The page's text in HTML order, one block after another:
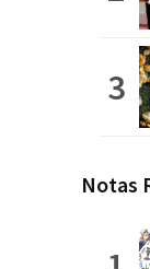
Notas